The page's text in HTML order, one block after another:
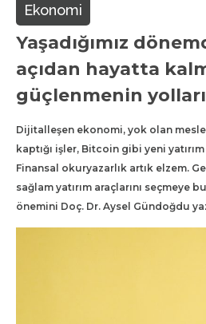
Ekonomi
Yaşadığımız
açıdan hayatta
güçlenmenin yolları
Dijitalleşen ekonomi, yok olan
kaptığı işler, Bitcoin gibi yeni
Finansal okuryazarlık artık elzem.
sağlam yatırım araçlarını seçmeye
önemini Doç. Dr. Aysel Gündoğdu